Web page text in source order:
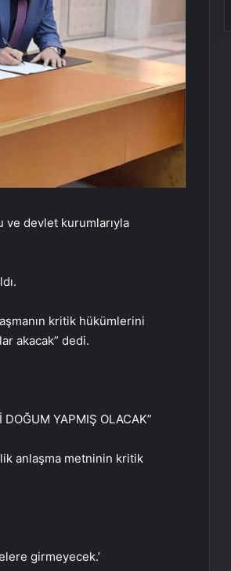
ve devlet kurumlarıyla
kritik hükümlerini
akacak” dedi.
DOĞUM YAPMIŞ OLACAK”
anlaşma metninin kritik
girmeyecek.’